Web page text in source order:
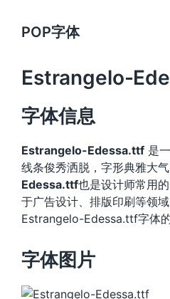
POP字体
Estrangelo-
字体信息
Estrangelo-Edessa.ttf 是
线条俊秀洒脱，字形典雅大气
Edessa.ttf也是设计师常用
于广告设计、排版印刷等领域
Estrangelo-Edessa.ttf字体
字体图片